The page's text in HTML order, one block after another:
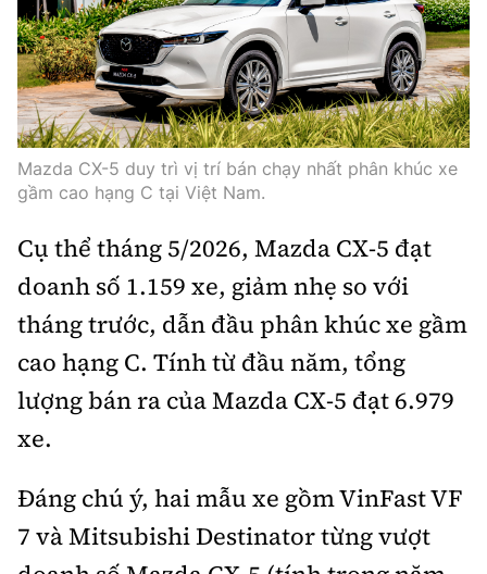
Cơ quan chủ quản: Bộ Xây dựng
Tổng biên tập:Nguyễn Thị Hồng Nga
Trưởng ban Ô tô - Xe máy:Nguyễn Tiến Mạnh
Giấy phép số: 03/GP-BC, cấp ngày 22/4/2025
Chuyên trang của Báo Xây dựng
Tòa soạn: Số 2 Nguyễn Công Hoan, phường Giảng Võ,
Hotline: 0967 376 459;
Liên hệ quảng cáo phát hành: 0915.057.282
Email:bandoc@baoxaydung.vn
Mazda CX-5 duy trì vị trí bán chạy nhất phân khúc xe
gầm cao hạng C tại Việt Nam.
Cụ thể tháng 5/2026, Mazda CX-5 đạt
doanh số 1.159 xe, giảm nhẹ so với
tháng trước, dẫn đầu phân khúc xe gầm
cao hạng C. Tính từ đầu năm, tổng
lượng bán ra của Mazda CX-5 đạt 6.979
xe.
Đáng chú ý, hai mẫu xe gồm VinFast VF
7 và Mitsubishi Destinator từng vượt